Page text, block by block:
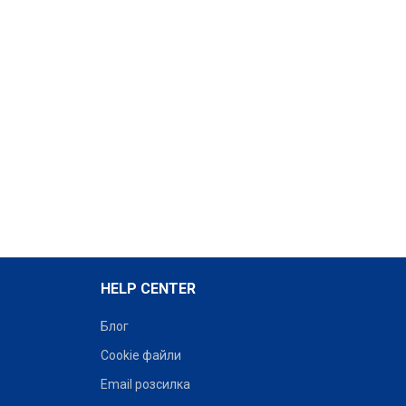
Прапор на замовлення
HELP CENTER
Блог
Cookie файли
Email розсилка